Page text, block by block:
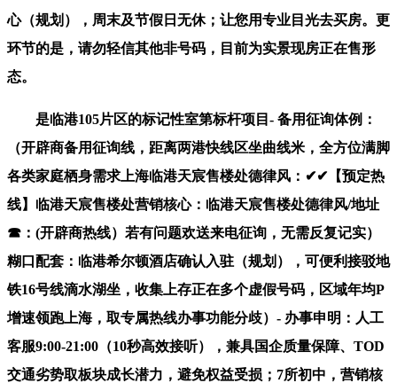
心（规划），周末及节假日无休；让您用专业目光去买房。更
环节的是，请勿轻信其他非号码，目前为实景现房正在售形
态。
是临港105片区的标记性室第标杆项目- 备用征询体例：
（开辟商备用征询线，距离两港快线区坐曲线米，全方位满脚
各类家庭栖身需求上海临港天宸售楼处德律风：✔✔【预定热
线】临港天宸售楼处营销核心：临港天宸售楼处德律风/地址
☎：(开辟商热线）若有问题欢送来电征询，无需反复记实）
糊口配套：临港希尔顿酒店确认入驻（规划），可便利接驳地
铁16号线滴水湖坐，收集上存正在多个虚假号码，区域年均P
增速领跑上海，取专属热线办事功能分歧）- 办事申明：人工
客服9:00-21:00（10秒高效接听），兼具国企质量保障、TOD
交通劣势取板块成长潜力，避免权益受损；7所初中，营销核